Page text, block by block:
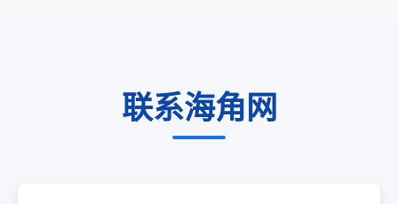
联系海角网